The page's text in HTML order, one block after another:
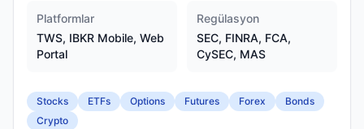
Platformlar
TWS, IBKR Mobile, Web
Portal
Regülasyon
SEC, FINRA, FCA,
CySEC, MAS
Stocks ETFs Options Futures Forex
Bonds
Crypto